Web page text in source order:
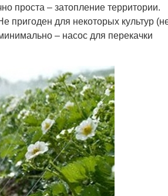
проста – затопление территории.
пригоден для некоторых культур
– насос для перекачки